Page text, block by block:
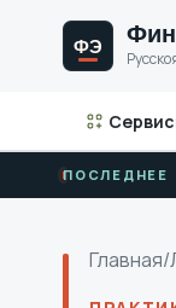
ФЭ
ПОСЛЕДНЕЕ
Главная/